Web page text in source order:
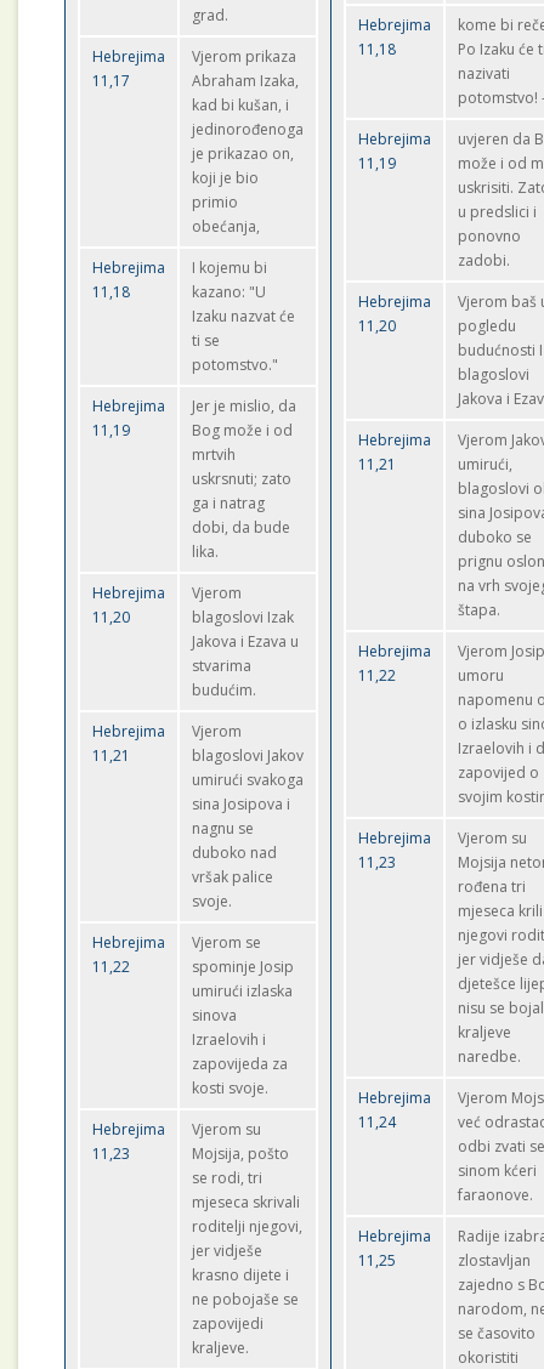
grad.
Hebrejima
11,17
Vjerom prikaza
Abraham Izaka,
kad bi kušan, i
jedinorođenoga
je prikazao on,
koji je bio
primio
obećanja,
Hebrejima
11,18
I kojemu bi
kazano: "U
Izaku nazvat će
ti se
potomstvo."
Hebrejima
11,19
Jer je mislio, da
Bog može i od
mrtvih
uskrsnuti; zato
ga i natrag
dobi, da bude
lika.
Hebrejima
11,20
Vjerom
blagoslovi Izak
Jakova i Ezava u
stvarima
budućim.
Hebrejima
11,21
Vjerom
blagoslovi Jakov
umirući svakoga
sina Josipova i
nagnu se
duboko nad
vršak palice
svoje.
Hebrejima
11,22
Vjerom se
spominje Josip
umirući izlaska
sinova
Izraelovih i
zapovijeda za
kosti svoje.
Hebrejima
11,23
Vjerom su
Mojsija, pošto
se rodi, tri
mjeseca skrivali
roditelji njegovi,
jer vidješe
krasno dijete i
ne pobojaše se
zapovijedi
kraljeve.
Hebrejima
11,18
kome bi
Po Izaku će
nazivati
potomstvo!
Hebrejima
11,19
uvjeren da
može i od
uskrisiti.
u predslici i
ponovno
zadobi.
Hebrejima
11,20
Vjerom baš
pogledu
budućnosti
blagoslovi
Jakova i
Hebrejima
11,21
Vjerom
umirući,
blagoslovi
sina
duboko se
prignu
na vrh
štapa.
Hebrejima
11,22
Vjerom
umoru
napomenu
o izlasku
Izraelovih i
zapovijed o
svojim
Hebrejima
11,23
Vjerom su
Mojsija
rođena tri
mjeseca krili
njegovi
jer vidješe
djetešce
nisu se
kraljeve
naredbe.
Hebrejima
11,24
Vjerom
već
odbi zvati
sinom kćeri
faraonove.
Hebrejima
11,25
Radije
zlostavljan
zajedno s
narodom,
se časovito
okoristiti